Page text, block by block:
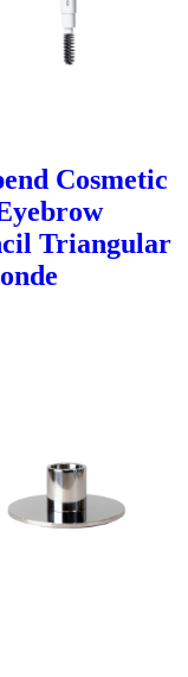
Cosmetic
Triangular